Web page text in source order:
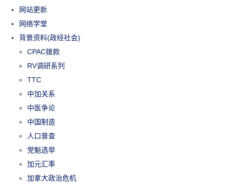
网站更新
网络学堂
背景资料(政经社会)
CPAC拨款
RV调研系列
TTC
中加关系
中医争论
中国制造
人口普查
党魁选举
加元汇率
加拿大政治危机